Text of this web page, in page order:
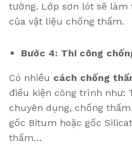
tường. Lớp sơn lót sẽ làm
của vật liệu chống thấm.
Bước 4: Thi công
Có nhiều cách chống
điều kiện công trình như:
chuyên dụng, chống
gốc Bitum hoặc gốc
thấm…